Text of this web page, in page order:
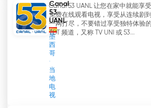
Canal
53
UANL
墨
西
哥
当
地
电
视
Canal 53 UANL 让您在家中就能享
免费在线观看电视，享受从连续剧
一网打尽，不要错过享受独特体验
TDT 频道，又称 TV UNI 或 53...